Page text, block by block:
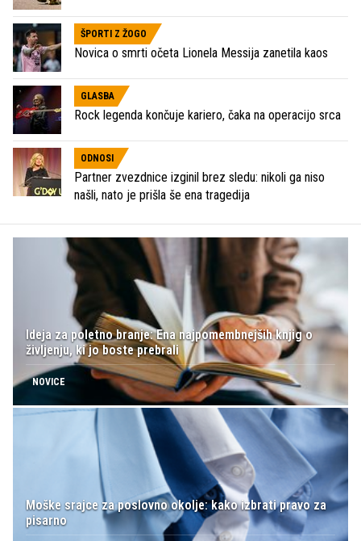
ŠPORTI Z ŽOGO
Novica o smrti očeta Lionela Messija zanetila kaos
GLASBA
Rock legenda končuje kariero, čaka na operacijo srca
ODNOSI
Partner zvezdnice izginil brez sledu: nikoli ga niso
našli, nato je prišla še ena tragedija
Ideja za poletno branje: Ena najpomembnejših knjig o
življenju, ki jo boste prebrali
NOVICE
Moške srajce za poslovno okolje: kako izbrati pravo za
pisarno